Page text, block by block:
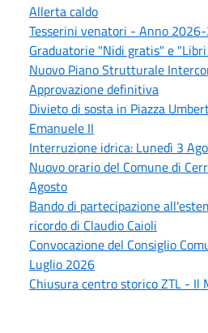
Allerta caldo
Tesserini venatori - Anno
Graduatorie "Nidi gratis" e
Nuovo Piano Strutturale
Approvazione definitiva
Divieto di sosta in Piazza
Emanuele II
Interruzione idrica: Lunedì 3
Nuovo orario del Comune di
Agosto
Bando di partecipazione
ricordo di Claudio Caioli
Convocazione del Consiglio
Luglio 2026
Chiusura centro storico ZTL - Il